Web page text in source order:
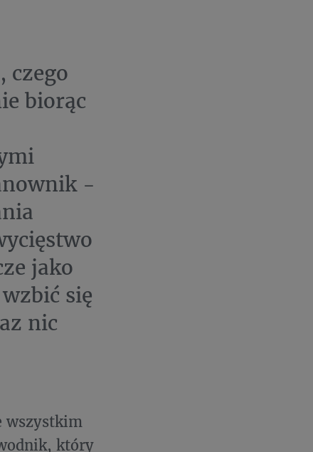
czego
biorąc
-
jako
się
nic
wszystkim
który